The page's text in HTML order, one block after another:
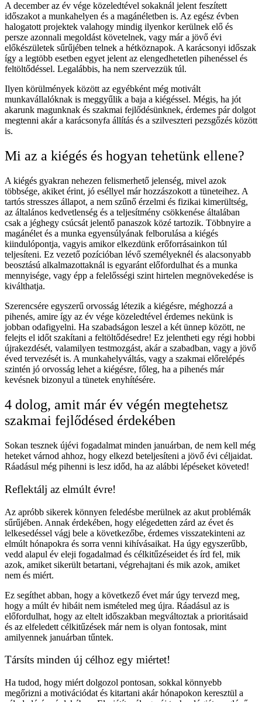
A december az év vége közeledtével sokaknál jelent feszített
időszakot a munkahelyen és a magánéletben is. Az egész évben
halogatott projektek valahogy mindig ilyenkor kerülnek elő és
persze azonnali megoldást követelnek, vagy már a jövő évi
előkészületek sűrűjében telnek a hétköznapok. A karácsonyi időszak
így a legtöbb esetben egyet jelent az elengedhetetlen pihenéssel és
feltöltődéssel. Legalábbis, ha nem szervezzük túl.
Ilyen körülmények között az egyébként még motivált
munkavállalóknak is meggyűlik a baja a kiégéssel. Mégis, ha jót
akarunk magunknak és szakmai fejlődésünknek, érdemes pár dolgot
megtenni akár a karácsonyfa állítás és a szilveszteri pezsgőzés között
is.
Mi az a kiégés és hogyan tehetünk ellene?
A kiégés gyakran nehezen felismerhető jelenség, mivel azok
többsége, akiket érint, jó eséllyel már hozzászokott a tüneteihez. A
tartós stresszes állapot, a nem szűnő érzelmi és fizikai kimerültség,
az általános kedvetlenség és a teljesítmény csökkenése általában
csak a jéghegy csúcsát jelentő panaszok közé tartozik. Többnyire a
magánélet és a munka egyensúlyának felborulása a kiégés
kiindulópontja, vagyis amikor elkezdünk erőforrásainkon túl
teljesíteni. Ez vezető pozícióban lévő személyeknél és alacsonyabb
beosztású alkalmazottaknál is egyaránt előfordulhat és a munka
mennyisége, vagy épp a felelősségi szint hirtelen megnövekedése is
kiválthatja.
Szerencsére egyszerű orvosság létezik a kiégésre, méghozzá a
pihenés, amire így az év vége közeledtével érdemes nekünk is
jobban odafigyelni. Ha szabadságon leszel a két ünnep között, ne
felejts el időt szakítani a feltöltődésedre! Ez jelentheti egy régi hobbi
újrakezdését, valamilyen testmozgást, akár a szabadban, vagy a jövő
éved tervezését is. A munkahelyváltás, vagy a szakmai előrelépés
szintén jó orvosság lehet a kiégésre, főleg, ha a pihenés már
kevésnek bizonyul a tünetek enyhítésére.
4 dolog, amit már év végén megtehetsz
szakmai fejlődésed érdekében
Sokan tesznek újévi fogadalmat minden januárban, de nem kell még
heteket várnod ahhoz, hogy elkezd beteljesíteni a jövő évi céljaidat.
Ráadásul még pihenni is lesz időd, ha az alábbi lépéseket követed!
Reflektálj az elmúlt évre!
Az apróbb sikerek könnyen feledésbe merülnek az akut problémák
sűrűjében. Annak érdekében, hogy elégedetten zárd az évet és
lelkesedéssel vágj bele a következőbe, érdemes visszatekinteni az
elmúlt hónapokra és sorra venni kihívásaikat. Ha úgy egyszerűbb,
vedd alapul év eleji fogadalmad és célkitűzéseidet és írd fel, mik
azok, amiket sikerült betartani, végrehajtani és mik azok, amiket
nem és miért.
Ez segíthet abban, hogy a következő évet már úgy tervezd meg,
hogy a múlt év hibáit nem ismételed meg újra. Ráadásul az is
előfordulhat, hogy az eltelt időszakban megváltoztak a prioritásaid
és az elfeledett célkitűzések már nem is olyan fontosak, mint
amilyennek januárban tűntek.
Társíts minden új célhoz egy miértet!
Ha tudod, hogy miért dolgozol pontosan, sokkal könnyebb
megőrizni a motivációdat és kitartani akár hónapokon keresztül a